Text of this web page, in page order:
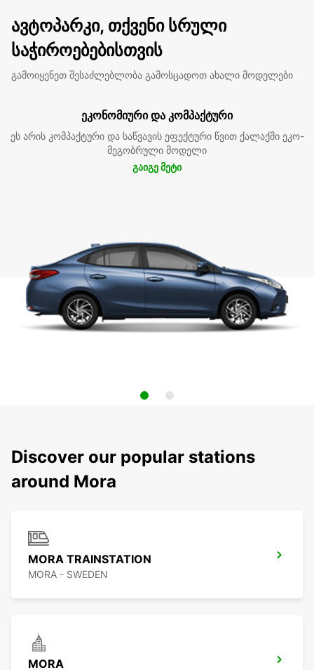
ავტოპარკი, თქვენი სრული
საჭიროებებისთვის
გამოიყენეთ შესაძლებლობა გამოსცადოთ ახალი მოდელები
ეკონომიური და კომპაქტური
ეს არის კომპაქტური და საწვავის ეფექტური წვით ქალაქში ეკო-
მეგობრული მოდელი
გაიგე მეტი
Discover our popular stations
around Mora
MORA TRAINSTATION
MORA - SWEDEN
MORA